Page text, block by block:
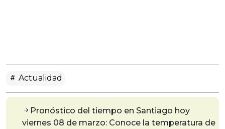
Actualidad
Pronóstico del tiempo en Santiago hoy
viernes 08 de marzo: Conoce la temperatura de